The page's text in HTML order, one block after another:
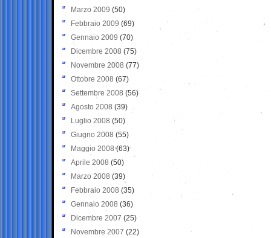
Marzo 2009 (50)
Febbraio 2009 (69)
Gennaio 2009 (70)
Dicembre 2008 (75)
Novembre 2008 (77)
Ottobre 2008 (67)
Settembre 2008 (56)
Agosto 2008 (39)
Luglio 2008 (50)
Giugno 2008 (55)
Maggio 2008(63)
Aprile 2008 (50)
Marzo 2008 (39)
Febbraio 2008 (35)
Gennaio 2008 (36)
Dicembre 2007 (25)
Novembre 2007 (22)